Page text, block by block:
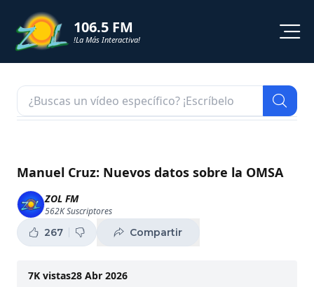
106.5 FM
!La Más Interactiva!
NOTICIAS
SHORTS
PODCAST
ZOL TV
Manuel Cruz: Nuevos datos sobre la OMSA
ZOL FM
562KSuscriptores
267 Compartir
7K vistas28 Abr 2026